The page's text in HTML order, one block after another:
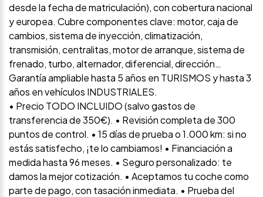
desde la fecha de matriculación), con cobertura nacional
y europea. Cubre componentes clave: motor, caja de
cambios, sistema de inyección, climatización,
transmisión, centralitas, motor de arranque, sistema de
frenado, turbo, alternador, diferencial, dirección…
Garantía ampliable hasta 5 años en TURISMOS y hasta 3
años en vehículos INDUSTRIALES.
• Precio TODO INCLUIDO (salvo gastos de
transferencia de 350€). • Revisión completa de 300
puntos de control. • 15 días de prueba o 1.000 km: si no
estás satisfecho, ¡te lo cambiamos! • Financiación a
medida hasta 96 meses. • Seguro personalizado: te
damos la mejor cotización. • Aceptamos tu coche como
parte de pago, con tasación inmediata. • Prueba del